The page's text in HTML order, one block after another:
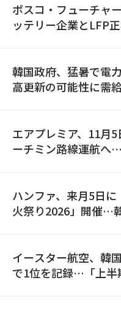
ポスコ・フューチャ
ッテリー企業とLFP
韓国政府、猛暑で電
高更新の可能性に需
エアプレミア、11月
ーチミン路線運航へ
ハンファ、来月5日
火祭り2026」開催…
イースター航空、韓
で1位を記録…「上半